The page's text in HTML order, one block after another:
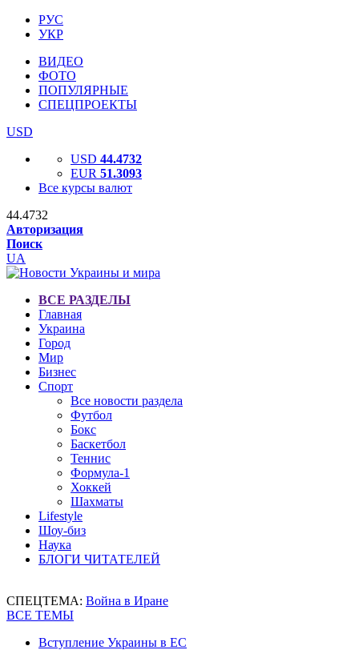
РУС
УКР
ВИДЕО
ФОТО
ПОПУЛЯРНЫЕ
СПЕЦПРОЕКТЫ
USD
USD 44.4732
EUR 51.3093
Все курсы валют
44.4732
Авторизация
Поиск
UA
ВСЕ РАЗДЕЛЫ
Главная
Украина
Город
Мир
Бизнес
Спорт
Все новости раздела
Футбол
Бокс
Баскетбол
Теннис
Формула-1
Хоккей
Шахматы
Lifestyle
Шоу-биз
Наука
БЛОГИ ЧИТАТЕЛЕЙ
СПЕЦТЕМА: Война в Иране
ВСЕ ТЕМЫ
Вступление Украины в ЕС